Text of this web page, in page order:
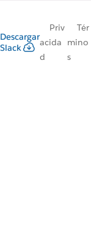
Descargar
Slack
Priv
acida
d
Tér
mino
s